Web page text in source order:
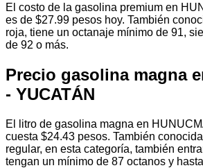
El costo de la gasolina premium en
es de $27.99 pesos hoy. También
roja, tiene un octanaje mínimo de 91,
de 92 o más.
Precio gasolina magna
- YUCATÁN
El litro de gasolina magna en
cuesta $24.43 pesos. También
regular, en esta categoría, también
tengan un mínimo de 87 octanos y